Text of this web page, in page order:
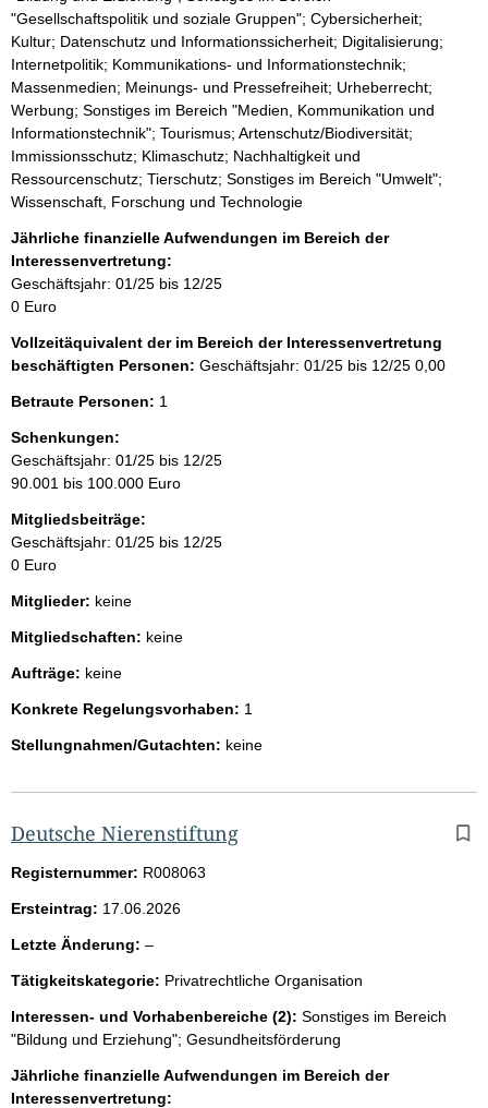
"Gesellschaftspolitik und soziale Gruppen"; Cybersicherheit;
Kultur; Datenschutz und Informationssicherheit; Digitalisierung;
Internetpolitik; Kommunikations- und Informationstechnik;
Massenmedien; Meinungs- und Pressefreiheit; Urheberrecht;
Werbung; Sonstiges im Bereich "Medien, Kommunikation und
Informationstechnik"; Tourismus; Artenschutz/Biodiversität;
Immissionsschutz; Klimaschutz; Nachhaltigkeit und
Ressourcenschutz; Tierschutz; Sonstiges im Bereich "Umwelt";
Wissenschaft, Forschung und Technologie
Jährliche finanzielle Aufwendungen im Bereich der
Interessenvertretung:
Geschäftsjahr: 01/25 bis 12/25
0 Euro
Vollzeitäquivalent der im Bereich der Interessenvertretung
beschäftigten Personen: Geschäftsjahr: 01/25 bis 12/25 0,00
Betraute Personen: 1
Schenkungen:
Geschäftsjahr: 01/25 bis 12/25
90.001 bis 100.000 Euro
Mitgliedsbeiträge:
Geschäftsjahr: 01/25 bis 12/25
0 Euro
Mitglieder: keine
Mitgliedschaften: keine
Aufträge: keine
Konkrete Regelungsvorhaben: 1
Stellungnahmen/Gutachten: keine
Deutsche Nierenstiftung
Registernummer: R008063
Ersteintrag: 17.06.2026
Letzte Änderung: –l
e
r
Tätigkeitskategorie: Privatrechtliche Organisation
Interessen- und Vorhabenbereiche (2): Sonstiges im Bereich
"Bildung und Erziehung"; Gesundheitsförderung
Jährliche finanzielle Aufwendungen im Bereich der
Interessenvertretung: